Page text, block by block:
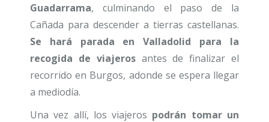
Guadarrama, culminando el paso de la
Cañada para descender a tierras castellanas.
Se hará parada en Valladolid para la
recogida de viajerosantes de finalizar el
recorrido en Burgos, adonde se espera llegar
a mediodía.
Una vez allí, los viajeros podrán tomar un